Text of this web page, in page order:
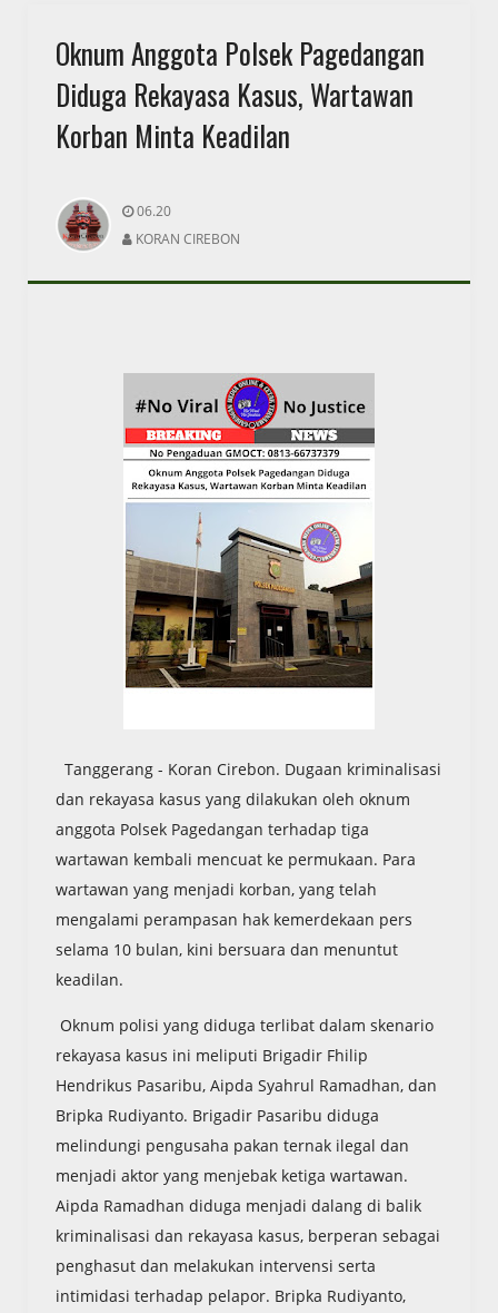
Oknum Anggota Polsek Pagedangan
Diduga Rekayasa Kasus, Wartawan
Korban Minta Keadilan
06.20
KORAN CIREBON
Tanggerang - Koran Cirebon. Dugaan kriminalisasi
dan rekayasa kasus yang dilakukan oleh oknum
anggota Polsek Pagedangan terhadap tiga
wartawan kembali mencuat ke permukaan. Para
wartawan yang menjadi korban, yang telah
mengalami perampasan hak kemerdekaan pers
selama 10 bulan, kini bersuara dan menuntut
keadilan.
Oknum polisi yang diduga terlibat dalam skenario
rekayasa kasus ini meliputi Brigadir Fhilip
Hendrikus Pasaribu, Aipda Syahrul Ramadhan, dan
Bripka Rudiyanto. Brigadir Pasaribu diduga
melindungi pengusaha pakan ternak ilegal dan
menjadi aktor yang menjebak ketiga wartawan.
Aipda Ramadhan diduga menjadi dalang di balik
kriminalisasi dan rekayasa kasus, berperan sebagai
penghasut dan melakukan intervensi serta
intimidasi terhadap pelapor. Bripka Rudiyanto,